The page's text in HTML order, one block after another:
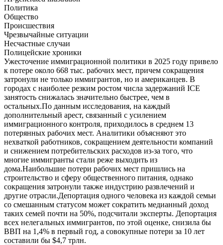
Политика
Общество
Происшествия
Чрезвычайные ситуации
Несчастные случаи
Полицейские хроники
Ужесточение иммиграционной политики в 2025 году привело
к потере около 668 тыс. рабочих мест, причем сокращения
затронули не только иммигрантов, но и американцев. В
городах с наиболее резким ростом числа задержаний ICE
занятость снижалась значительно быстрее, чем в
остальных.По данным исследования, на каждый
дополнительный арест, связанный с усилением
иммиграционного контроля, приходилось в среднем 13
потерянных рабочих мест. Аналитики объясняют это
нехваткой работников, сокращением деятельности компаний
и снижением потребительских расходов из-за того, что
многие иммигранты стали реже выходить из
дома.Наибольшие потери рабочих мест пришлись на
строительство и сферу общественного питания, однако
сокращения затронули также индустрию развлечений и
другие отрасли.Депортация одного человека из каждой семьи
со смешанным статусом может сократить медианный доход
таких семей почти на 50%, подсчитали эксперты. Депортация
всех нелегальных иммигрантов, по этой оценке, снизила бы
ВВП на 1,4% в первый год, а совокупные потери за 10 лет
составили бы $4,7 трлн.